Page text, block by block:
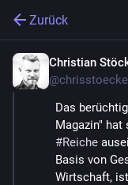
Zurück
Christian
@
Das
#Reiche
Basis von
Wirtschaft,